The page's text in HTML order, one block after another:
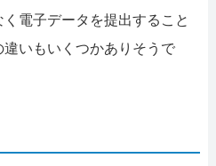
電子データを提出すること
いもいくつかありそうで